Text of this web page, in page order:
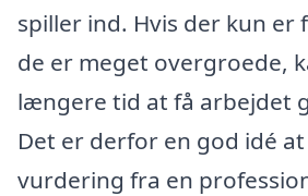
spiller ind. Hvis der kun er
de er meget overgroede,
længere tid at få arbejdet
Det er derfor en god idé
vurdering fra en